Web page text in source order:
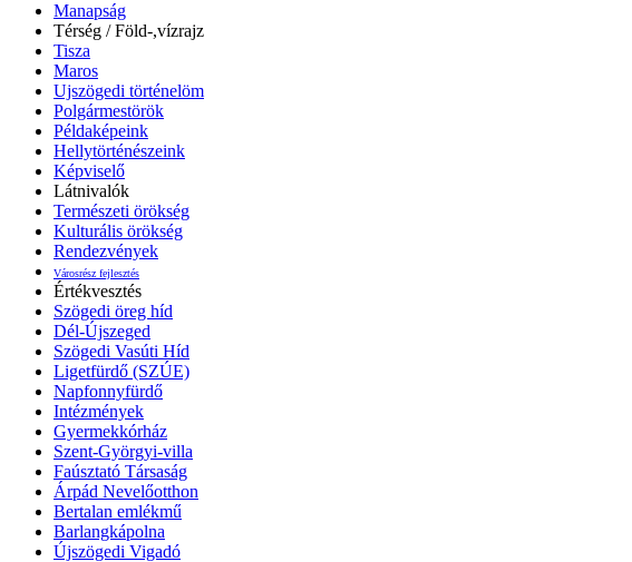
Manapság
Térség / Föld-,vízrajz
Tisza
Maros
Ujszögedi történelöm
Polgármestörök
Példaképeink
Hellytörténészeink
Képviselő
Látnivalók
Természeti örökség
Kulturális örökség
Rendezvények
Városrész fejlesztés
Értékvesztés
Szögedi öreg híd
Dél-Újszeged
Szögedi Vasúti Híd
Ligetfürdő (SZÚE)
Napfonnyfürdő
Intézmények
Gyermekkórház
Szent-Györgyi-villa
Faúsztató Társaság
Árpád Nevelőotthon
Bertalan emlékmű
Barlangkápolna
Újszögedi Vigadó